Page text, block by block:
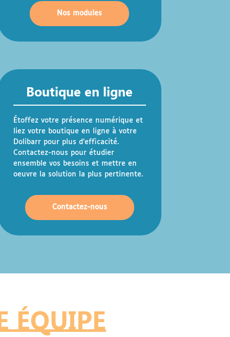
Nos modules
Boutique en ligne
Étoffez votre présence numérique et
liez votre boutique en ligne à votre
Dolibarr pour plus d’efficacité.
Contactez-nous pour étudier
ensemble vos besoins et mettre en
oeuvre la solution la plus pertinente.
Contactez-nous
ÉQUIPE